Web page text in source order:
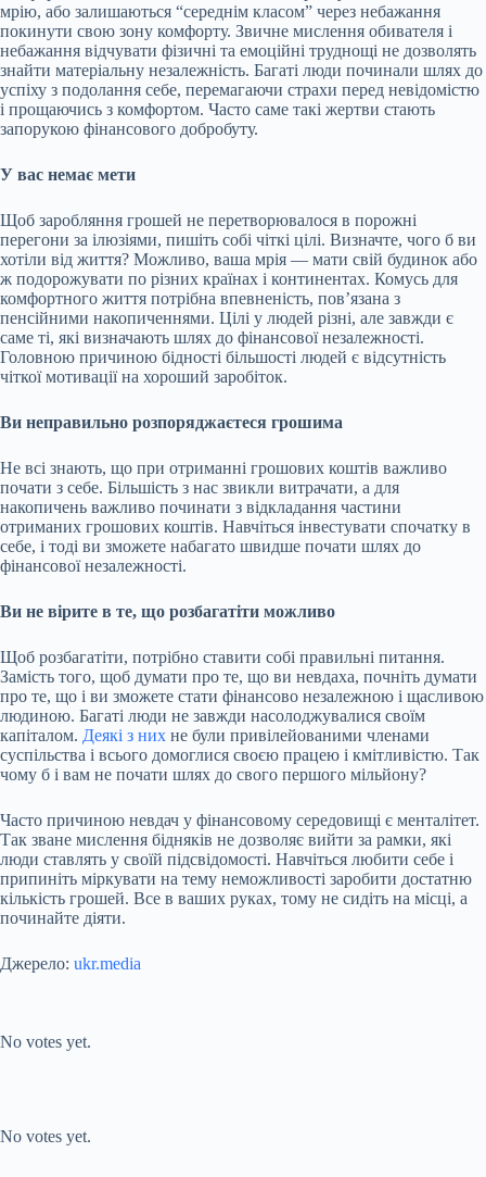
мрію, або залишаються “середнім класом” через небажання
покинути свою зону комфорту. Звичне мислення обивателя і
небажання відчувати фізичні та емоційні труднощі не дозволять
знайти матеріальну незалежність. Багаті люди починали шлях до
успіху з подолання себе, перемагаючи страхи перед невідомістю
і прощаючись з комфортом. Часто саме такі жертви стають
запорукою фінансового добробуту.
У вас немає мети
Щоб заробляння грошей не перетворювалося в порожні
перегони за ілюзіями, пишіть собі чіткі цілі. Визначте, чого б ви
хотіли від життя? Можливо, ваша мрія — мати свій будинок або
ж подорожувати по різних країнах і континентах. Комусь для
комфортного життя потрібна впевненість, пов’язана з
пенсійними накопиченнями. Цілі у людей різні, але завжди є
саме ті, які визначають шлях до фінансової незалежності.
Головною причиною бідності більшості людей є відсутність
чіткої мотивації на хороший заробіток.
Ви неправильно розпоряджаєтеся грошима
Не всі знають, що при отриманні грошових коштів важливо
почати з себе. Більшість з нас звикли витрачати, а для
накопичень важливо починати з відкладання частини
отриманих грошових коштів. Навчіться інвестувати спочатку в
себе, і тоді ви зможете набагато швидше почати шлях до
фінансової незалежності.
Ви не вірите в те, що розбагатіти можливо
Щоб розбагатіти, потрібно ставити собі правильні питання.
Замість того, щоб думати про те, що ви невдаха, почніть думати
про те, що і ви зможете стати фінансово незалежною і щасливою
людиною. Багаті люди не завжди насолоджувалися своїм
капіталом. Деякі з них не були привілейованими членами
суспільства і всього домоглися своєю працею і кмітливістю. Так
чому б і вам не почати шлях до свого першого мільйону?
Часто причиною невдач у фінансовому середовищі є менталітет.
Так зване мислення бідняків не дозволяє вийти за рамки, які
люди ставлять у своїй підсвідомості. Навчіться любити себе і
припиніть міркувати на тему неможливості заробити достатню
кількість грошей. Все в ваших руках, тому не сидіть на місці, а
починайте діяти.
Джерело: ukr.media
No votes yet.
No votes yet.